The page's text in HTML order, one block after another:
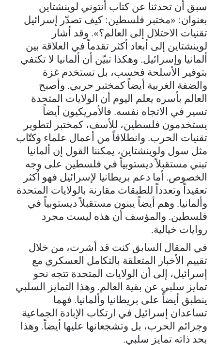
سبق أن تحدثنا عن كتاب أنتوني لوينشتاين
بعنوان: «مختبر فلسطين: كيف تصدّر إسرائيل
تقنيات الاحتلال إلى العالم؟». وقد أشار
لوينشتاين إلى أبعاد أكثر تقدماً في العلاقة بين
ألمانيا وإسرائيل. وهكذا تبيّن أن ألمانيا لا تكتفي
بتوفير الأسلحة فحسب، بل تستخدم غزة
والضفة الغربية أيضاً كمختبر حربي. وأصبح
العالم بأسره يعلم اليوم أن الولايات المتحدة
تسير في الاتجاه نفسه. فالأمريكيون أيضاً
يستخدمون فلسطين، للأسف، كمختبر لتطوير
تقنيات الحرب. وانطلاقاً من أعمال علماء وكتّاب
مثل سول ولوينشتاين، يمكننا القول إن ألمانيا
تبني مستقبلاً ديستوبياً في فلسطين على وجه
الخصوص. أما دعم بريطانيا لإسرائيل فهو أكثر
تعقيداً وتعدداً للطبقات مقارنة بالولايات المتحدة
وألمانيا. وهم أيضاً يبنون مستقبلاً ديستوبياً في
فلسطين. والمؤسف أن هذه ليست مجرد
روايات خيالية.
في المقال السابق كنت قد أشرت، من خلال
تقييم الأخبار المتعلقة بالتكامل العسكري مع
إسرائيل، إلى أن الولايات المتحدة تتجه نحو
تمايز سلبي عن بقية العالم. وهذا التمايز السلبي
ينطبق أيضاً على بريطانيا وألمانيا. فهما
تساعدان إسرائيل في ارتكاب الإبادة الجماعية
وجرائم الحرب، بل وتشجعانها عليها أيضاً. وهذا
بحد ذاته تمايز سلبي.